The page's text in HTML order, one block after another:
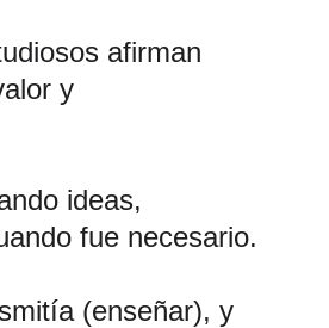
afirman
y
ideas,
fue necesario.
(enseñar), y